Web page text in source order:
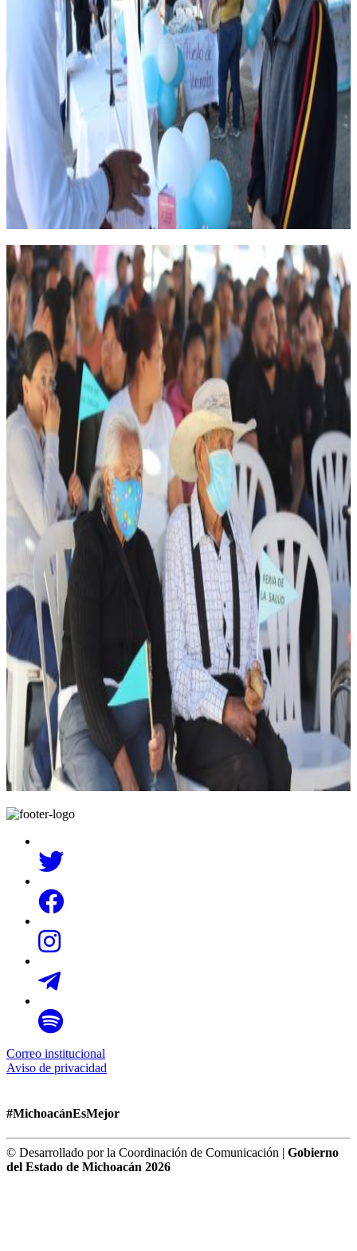
Correo institucional
Aviso de privacidad
#MichoacánEsMejor
© Desarrollado por la Coordinación de Comunicación | Gobierno
del Estado de Michoacán 2026